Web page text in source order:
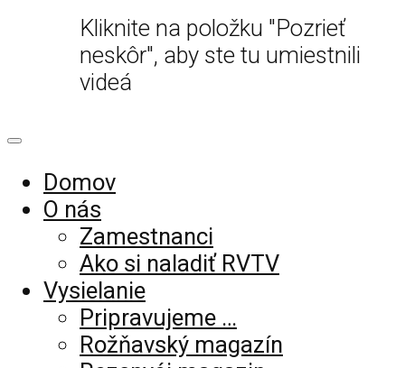
Kliknite na položku "Pozrieť
neskôr", aby ste tu umiestnili
videá
Domov
O nás
Zamestnanci
Ako si naladiť RVTV
Vysielanie
Pripravujeme …
Rožňavský magazín